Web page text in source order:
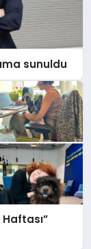
sunuldu